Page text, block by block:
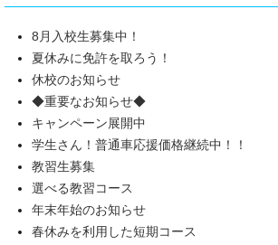
8月入校生募集中！
夏休みに免許を取ろう！
休校のお知らせ
◆重要なお知らせ◆
キャンペーン展開中
学生さん！普通車応援価格継続中！！
教習生募集
選べる教習コース
年末年始のお知らせ
春休みを利用した短期コース